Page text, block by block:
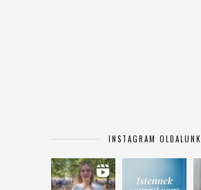
INSTAGRAM OLDALUNK